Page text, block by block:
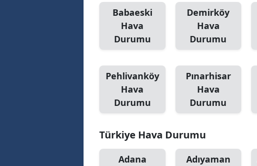
Hakkari
Mersin
İstanbul
İzmir
Kastamonu
Babaeski
Hava
Durumu
Demirköy
Hava
Durumu
Pehlivanköy
Hava
Durumu
Pınarhisar
Hava
Durumu
Türkiye Hava Durumu
Adana
Adıyaman